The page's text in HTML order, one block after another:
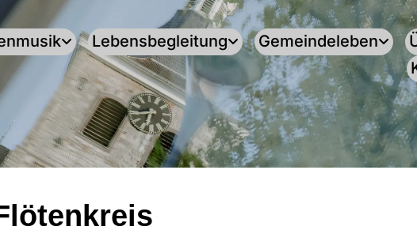
Lebensbegleitung Gemeindeleben